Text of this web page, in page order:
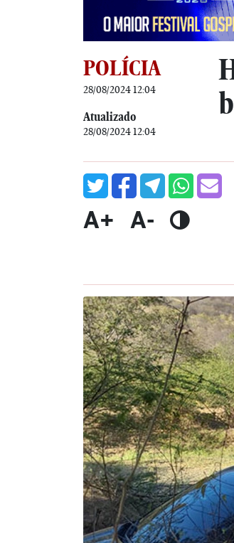
POLÍCIA
28/08/2024 12:04
Atualizado
28/08/2024 12:04
A+ A-